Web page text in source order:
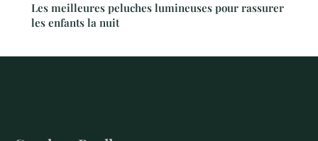
Les meilleures peluches lumineuses pour rassurer
les enfants la nuit